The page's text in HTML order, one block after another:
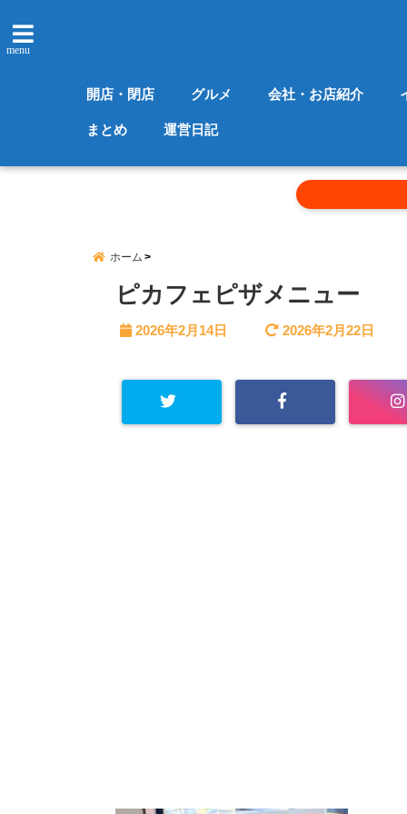
menu
開店・閉店 グルメ 会社・お店紹介
まとめ 運営日記
ホーム
ピカフェピザメニュー
2026年2月14日 2026年2月22日